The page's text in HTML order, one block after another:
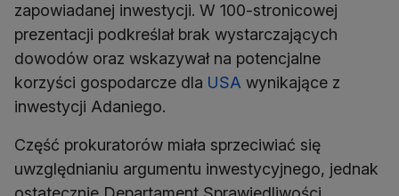
zapowiadanej inwestycji. W 100-stronicowej
prezentacji podkreślał brak wystarczających
dowodów oraz wskazywał na potencjalne
korzyści gospodarcze dla USA wynikające z
inwestycji Adaniego.
Część prokuratorów miała sprzeciwiać się
uwzględnianiu argumentu inwestycyjnego, jednak